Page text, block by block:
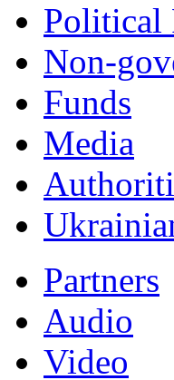
Political
Non-
Funds
Мedia
Partners
Audio
Video